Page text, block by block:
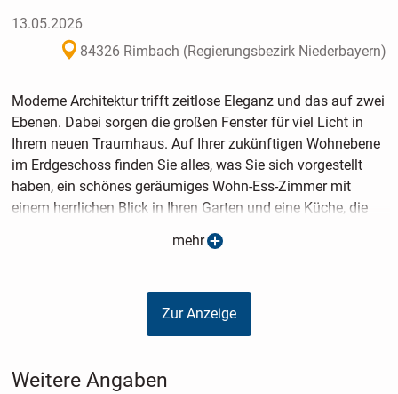
13.05.2026
84326 Rimbach (Regierungsbezirk Niederbayern)
Moderne Architektur trifft zeitlose Eleganz und das auf zwei
Ebenen. Dabei sorgen die großen Fenster für viel Licht in
Ihrem neuen Traumhaus. Auf Ihrer zukünftigen Wohnebene
im Erdgeschoss finden Sie alles, was Sie sich vorgestellt
haben, ein schönes geräumiges Wohn-Ess-Zimmer mit
einem herrlichen Blick in Ihren Garten und eine Küche, die
Hauswirtschaftsraum und das Gäste WC runden das
bietet Platz für die Kinder, die Eltern, zum Entspannen, zum
Arbeiten oder auch für Ihr Hobby. Keine Dachschrägen
bieten Ihnen außerdem viele unterschiedliche
Traumhauses. Dabei können auch die Grundrisse noch
mehr
Zur Anzeige
Weitere Angaben